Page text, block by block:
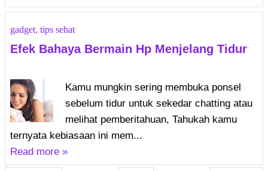
gadget, tips sehat
Efek Bahaya Bermain Hp Menjelang Tidur
Kamu mungkin sering membuka ponsel
sebelum tidur untuk sekedar chatting atau
melihat pemberitahuan, Tahukah kamu
ternyata kebiasaan ini mem...
Read more »